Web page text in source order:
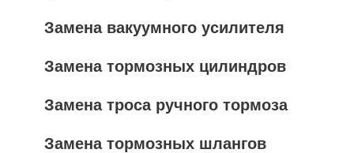
Замена вакуумного усилителя
Замена тормозных цилиндров
Замена троса ручного тормоза
Замена тормозных шлангов